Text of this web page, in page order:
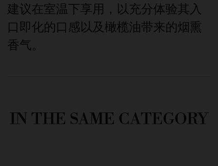
建议在室温下享用，以充分体验其入
口即化的口感以及橄榄油带来的烟熏
香气。
IN THE SAME CATEGORY